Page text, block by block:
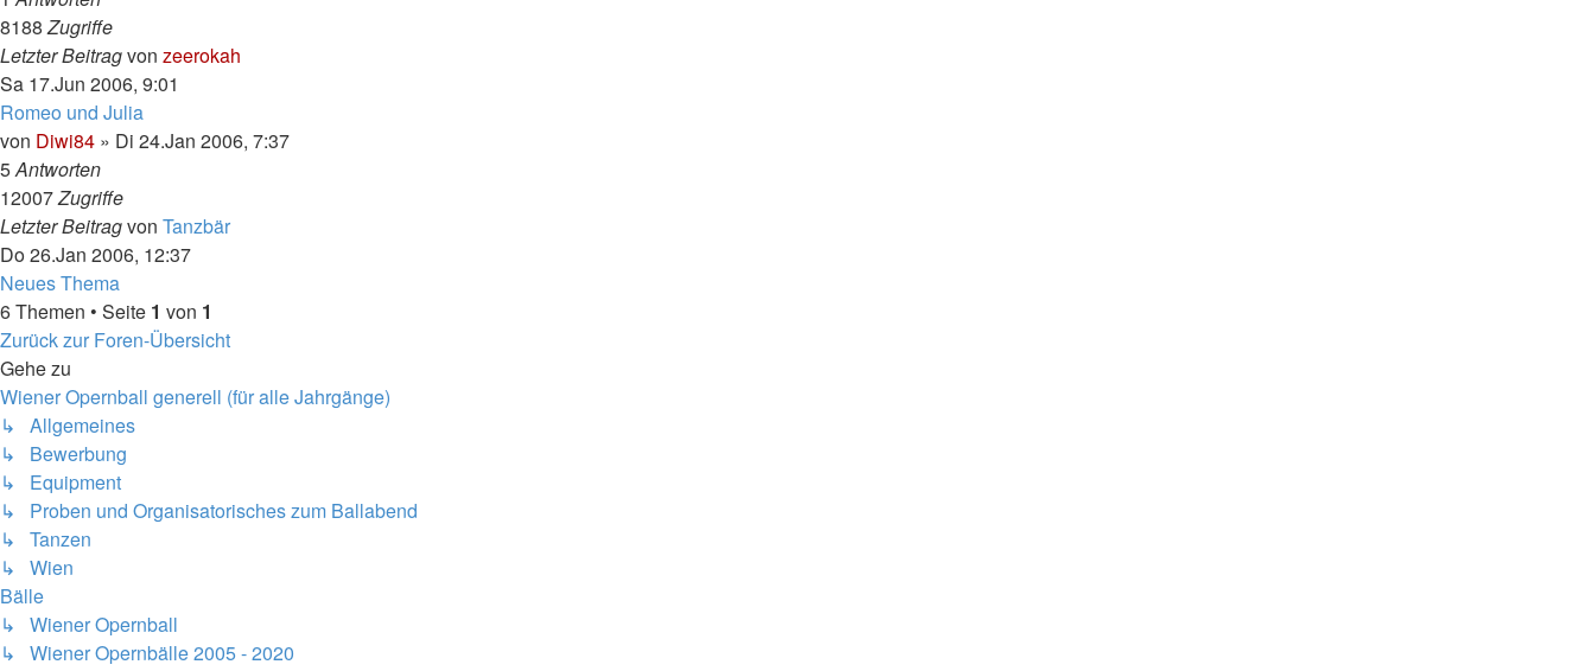
8188Zugriffe
Letzter Beitragvon zeerokah
Sa 17.Jun 2006, 9:01
Romeo und Julia
von Diwi84 » Di 24.Jan 2006, 7:37
5Antworten
12007Zugriffe
Letzter Beitragvon Tanzbär
Do 26.Jan 2006, 12:37
Neues Thema
6 Themen • Seite 1 von 1
Zurück zur Foren-Übersicht
Gehe zu
Wiener Opernball generell (für alle Jahrgänge)
↳ Allgemeines
↳ Bewerbung
↳ Equipment
↳ Proben und Organisatorisches zum Ballabend
↳ Tanzen
↳ Wien
Bälle
↳ Wiener Opernball
↳ Wiener Opernbälle 2005 - 2020